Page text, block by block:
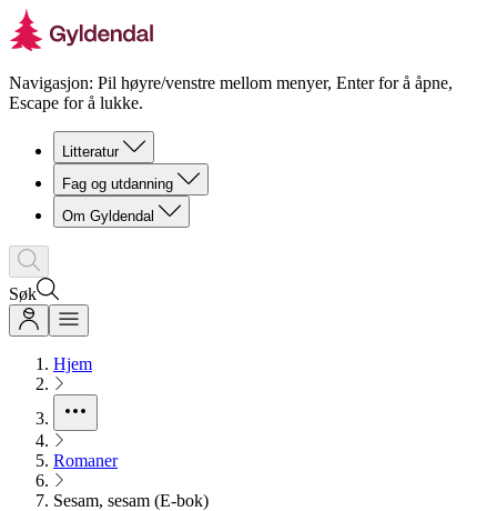
Navigasjon: Pil høyre/venstre mellom menyer, Enter for å åpne,
Escape for å lukke.
Litteratur
Fag og utdanning
Om Gyldendal
Søk
Hjem
Romaner
Sesam, sesam (E-bok)